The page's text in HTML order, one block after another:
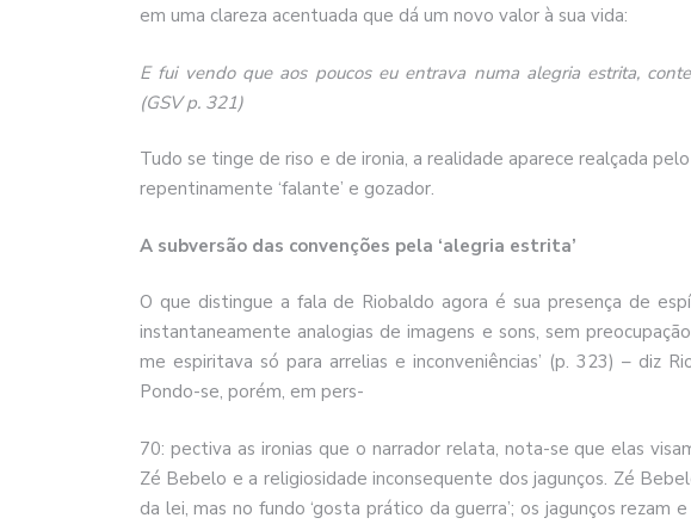
em uma clareza acentuada que dá um novo valor à sua vida:
E fui vendo que aos poucos eu entrava numa alegria estrita,
(GSV p. 321)
Tudo se tinge de riso e de ironia, a realidade aparece realçada
repentinamente ‘falante’ e gozador.
A subversão das convenções pela ‘alegria estrita’
O que distingue a fala de Riobaldo agora é sua presença de
instantaneamente analogias de imagens e sons, sem
me espiritava só para arrelias e inconveniências’ (p. 323) – diz
Pondo-se, porém, em pers-
70: pectiva as ironias que o narrador relata, nota-se que elas
Zé Bebelo e a religiosidade inconsequente dos jagunços. Zé
da lei, mas no fundo ‘gosta prático da guerra’; os jagunços rezam